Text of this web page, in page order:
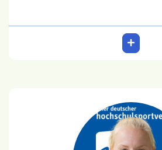
Luisa van
IU Internationale
24.02.2003